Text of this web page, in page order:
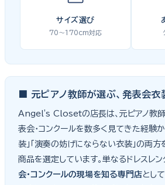
サイズ選び
70〜170cm対応
■ 元ピアノ教師が選ぶ、発表会衣
Angel's Closetの店長は、元ピアノ教師
表会・コンクールを数多く見てきた経験か
装」「演奏の妨げにならない衣装」の両方
商品を選定しています。単なるドレスレン
会・コンクールの現場を知る専門店とし